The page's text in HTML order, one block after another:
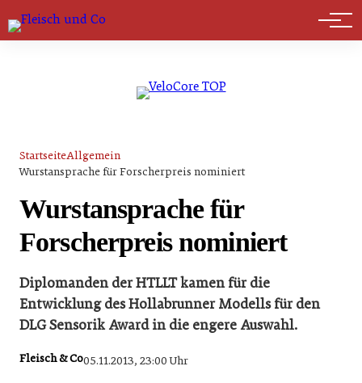
Marktführer
StartseiteAllgemein
Wurstansprache für Forscherpreis nominiert
Wurstansprache für
Forscherpreis nominiert
Diplomanden der HTLLT kamen für die
Entwicklung des Hollabrunner Modells für den
DLG Sensorik Award in die engere Auswahl.
Fleisch & Co05.11.2013, 23:00 Uhr